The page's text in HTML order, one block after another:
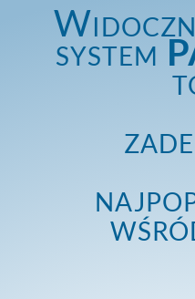
system